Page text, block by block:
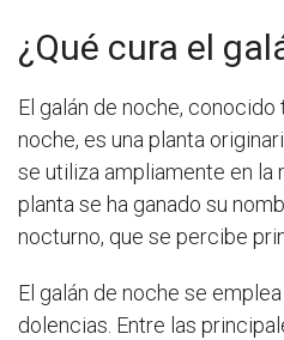
¿Qué cura el
El galán de noche,
noche, es una planta
se utiliza ampliamente en la
planta se ha ganado su
nocturno, que se percibe
El galán de noche se
dolencias. Entre las